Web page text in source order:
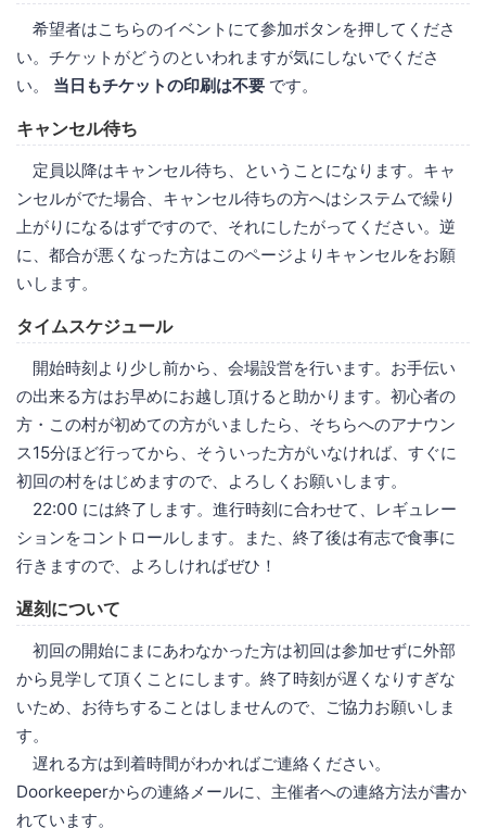
希望者はこちらのイベントにて参加ボタンを押してくださ
い。チケットがどうのといわれますが気にしないでくださ
い。 当日もチケットの印刷は不要 です。
キャンセル待ち
定員以降はキャンセル待ち、ということになります。キャ
ンセルがでた場合、キャンセル待ちの方へはシステムで繰り
上がりになるはずですので、それにしたがってください。逆
に、都合が悪くなった方はこのページよりキャンセルをお願
いします。
タイムスケジュール
開始時刻より少し前から、会場設営を行います。お手伝い
の出来る方はお早めにお越し頂けると助かります。初心者の
方・この村が初めての方がいましたら、そちらへのアナウン
ス15分ほど行ってから、そういった方がいなければ、すぐに
初回の村をはじめますので、よろしくお願いします。
22:00 には終了します。進行時刻に合わせて、レギュレー
ションをコントロールします。また、終了後は有志で食事に
行きますので、よろしければぜひ！
遅刻について
初回の開始にまにあわなかった方は初回は参加せずに外部
から見学して頂くことにします。終了時刻が遅くなりすぎな
いため、お待ちすることはしませんので、ご協力お願いしま
す。
遅れる方は到着時間がわかればご連絡ください。
Doorkeeperからの連絡メールに、主催者への連絡方法が書か
れています。